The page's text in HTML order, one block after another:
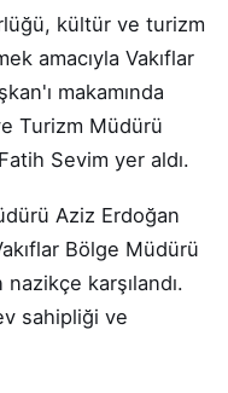
kültür ve turizm
amacıyla Vakıflar
makamında
Turizm Müdürü
Sevim yer aldı.
Aziz Erdoğan
Bölge Müdürü
karşılandı.
sahipliği ve